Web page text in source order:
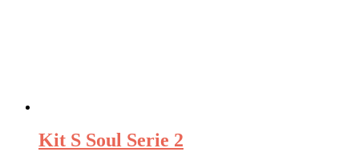
Kit S Soul Serie 2